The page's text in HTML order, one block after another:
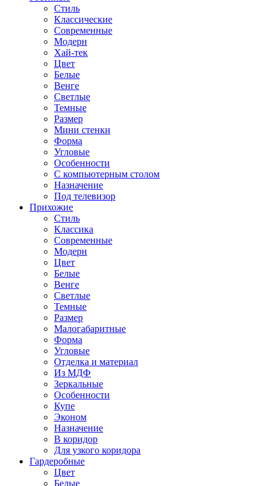
Стиль
Классические
Современные
Модерн
Хай-тек
Цвет
Белые
Венге
Светлые
Темные
Размер
Мини стенки
Форма
Угловые
Особенности
С компьютерным столом
Назначение
Под телевизор
Прихожие
Стиль
Классика
Современные
Модерн
Цвет
Белые
Венге
Светлые
Темные
Размер
Малогабаритные
Форма
Угловые
Отделка и материал
Из МДФ
Зеркальные
Особенности
Купе
Эконом
Назначение
В коридор
Для узкого коридора
Гардеробные
Цвет
Белые